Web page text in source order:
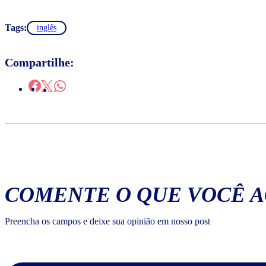
Tags: inglês
Compartilhe:
COMENTE O QUE VOCÊ
Preencha os campos e deixe sua opinião em nosso post